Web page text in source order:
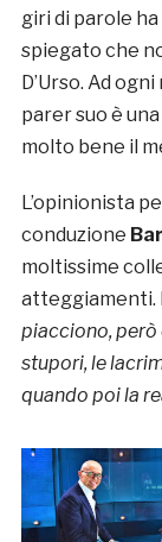
giri di parole
spiegato che
D’Urso. Ad
parer suo è
molto bene il
L’opinionista
conduzione
moltissime
atteggiamenti.
piacciono,
stupori, le
quando poi la